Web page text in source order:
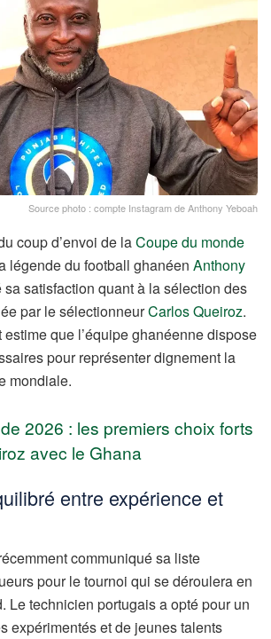
Source photo : compte Instagram de Anthony Yeboah
coup d’envoi de laCoupe du monde
légende du football ghanéen Anthony
sa satisfaction quant à la sélection des
par le sélectionneurCarlos Queiroz.
estime que l’équipe ghanéenne dispose
pour représenter dignement la
mondiale.
2026 : les premiers choix forts
avec le Ghana
entre expérience et
communiqué sa liste
pour le tournoi qui se déroulera en
Le technicien portugais a opté pour un
expérimentés et de jeunes talents